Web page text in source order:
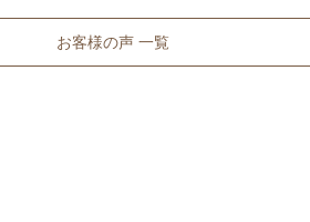
お客様の声 一覧